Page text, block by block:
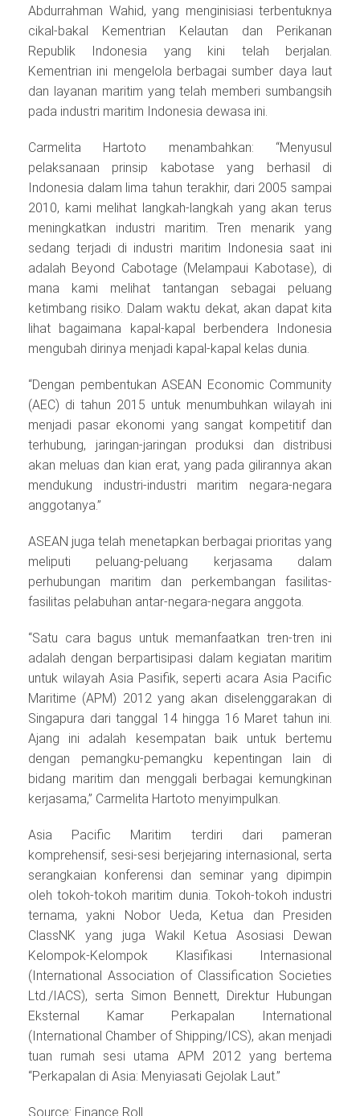
Abdurrahman Wahid, yang menginisiasi terbentuknya
cikal-bakal Kementrian Kelautan dan Perikanan
Republik Indonesia yang kini telah berjalan.
Kementrian ini mengelola berbagai sumber daya laut
dan layanan maritim yang telah memberi sumbangsih
pada industri maritim Indonesia dewasa ini.
Carmelita Hartoto menambahkan: “Menyusul
pelaksanaan prinsip kabotase yang berhasil di
Indonesia dalam lima tahun terakhir, dari 2005 sampai
2010, kami melihat langkah-langkah yang akan terus
meningkatkan industri maritim. Tren menarik yang
sedang terjadi di industri maritim Indonesia saat ini
adalah Beyond Cabotage (Melampaui Kabotase), di
mana kami melihat tantangan sebagai peluang
ketimbang risiko. Dalam waktu dekat, akan dapat kita
lihat bagaimana kapal-kapal berbendera Indonesia
mengubah dirinya menjadi kapal-kapal kelas dunia.
“Dengan pembentukan ASEAN Economic Community
(AEC) di tahun 2015 untuk menumbuhkan wilayah ini
menjadi pasar ekonomi yang sangat kompetitif dan
terhubung, jaringan-jaringan produksi dan distribusi
akan meluas dan kian erat, yang pada gilirannya akan
mendukung industri-industri maritim negara-negara
anggotanya.”
ASEAN juga telah menetapkan berbagai prioritas yang
meliputi peluang-peluang kerjasama dalam
perhubungan maritim dan perkembangan fasilitas-
fasilitas pelabuhan antar-negara-negara anggota.
“Satu cara bagus untuk memanfaatkan tren-tren ini
adalah dengan berpartisipasi dalam kegiatan maritim
untuk wilayah Asia Pasifik, seperti acara Asia Pacific
Maritime (APM) 2012 yang akan diselenggarakan di
Singapura dari tanggal 14 hingga 16 Maret tahun ini.
Ajang ini adalah kesempatan baik untuk bertemu
dengan pemangku-pemangku kepentingan lain di
bidang maritim dan menggali berbagai kemungkinan
kerjasama,” Carmelita Hartoto menyimpulkan.
Asia Pacific Maritim terdiri dari pameran
komprehensif, sesi-sesi berjejaring internasional, serta
serangkaian konferensi dan seminar yang dipimpin
oleh tokoh-tokoh maritim dunia. Tokoh-tokoh industri
ternama, yakni Nobor Ueda, Ketua dan Presiden
ClassNK yang juga Wakil Ketua Asosiasi Dewan
Kelompok-Kelompok Klasifikasi Internasional
(International Association of Classification Societies
Ltd./IACS), serta Simon Bennett, Direktur Hubungan
Eksternal Kamar Perkapalan International
(International Chamber of Shipping/ICS), akan menjadi
tuan rumah sesi utama APM 2012 yang bertema
“Perkapalan di Asia: Menyiasati Gejolak Laut.”
Source: Finance Roll.